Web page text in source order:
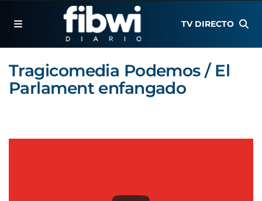
TV DIRECTO
Tragicomedia Podemos / El
Parlament enfangado